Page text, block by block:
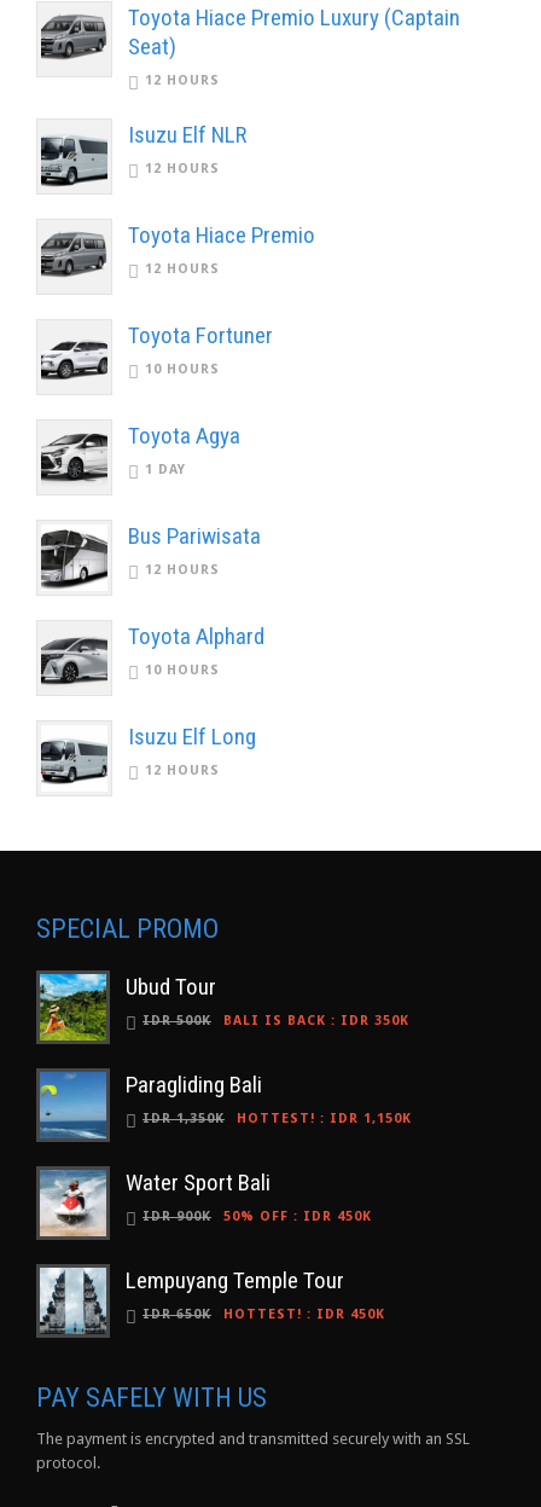
Toyota Hiace Premio Luxury (Captain
Seat)
12 HOURS
Isuzu Elf NLR
12 HOURS
Toyota Hiace Premio
12 HOURS
Toyota Fortuner
10 HOURS
Toyota Agya
1 DAY
Bus Pariwisata
12 HOURS
Toyota Alphard
10 HOURS
Isuzu Elf Long
12 HOURS
SPECIAL PROMO
Ubud Tour
IDR 500K BALI IS BACK : IDR 350K
Paragliding Bali
IDR 1,350K HOTTEST! : IDR 1,150K
Water Sport Bali
IDR 900K 50% OFF : IDR 450K
Lempuyang Temple Tour
IDR 650K HOTTEST! : IDR 450K
PAY SAFELY WITH US
The payment is encrypted and transmitted securely with an SSL
protocol.